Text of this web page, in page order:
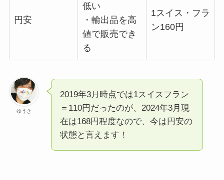
円安
低い
・輸出品を高
値で販売でき
る
1スイス・フラ
ン160円
ゆうき
2019年3月時点では1スイスフラン
＝110円だったのが、2024年3月現
在は168円程度なので、今は円安の
状態と言えます！